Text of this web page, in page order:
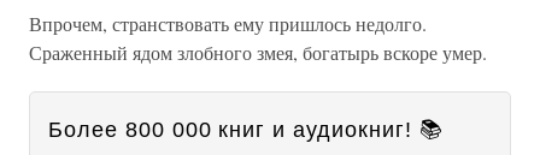
Впрочем, странствовать ему пришлось недолго.
Сраженный ядом злобного змея, богатырь вскоре умер.
Более 800 000 книг и аудиокниг! 📚